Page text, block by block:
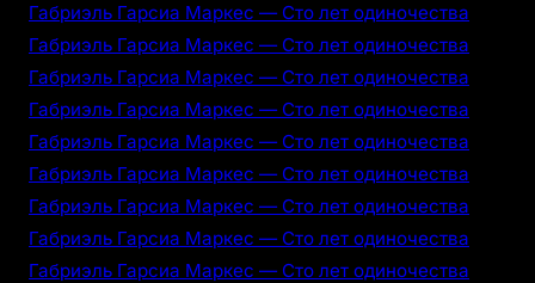
Габриэль Гарсиа Маркес — Сто лет одиночества
Габриэль Гарсиа Маркес — Сто лет одиночества
Габриэль Гарсиа Маркес — Сто лет одиночества
Габриэль Гарсиа Маркес — Сто лет одиночества
Габриэль Гарсиа Маркес — Сто лет одиночества
Габриэль Гарсиа Маркес — Сто лет одиночества
Габриэль Гарсиа Маркес — Сто лет одиночества
Габриэль Гарсиа Маркес — Сто лет одиночества
Габриэль Гарсиа Маркес — Сто лет одиночества